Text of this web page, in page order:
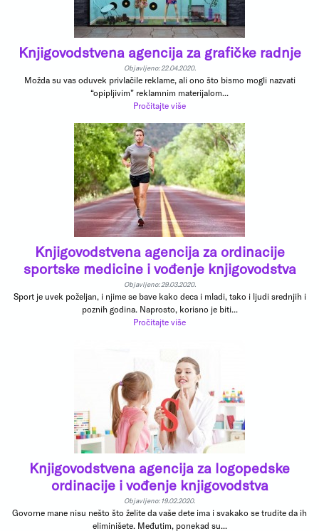
Knjigovodstvena agencija za grafičke radnje
Objavljeno: 22.04.2020.
Možda su vas oduvek privlačile reklame, ali ono što bismo mogli nazvati
“opipljivim” reklamnim materijalom...
Pročitajte više
Knjigovodstvena agencija za ordinacije
sportske medicine i vođenje knjigovodstva
Objavljeno: 29.03.2020.
Sport je uvek poželjan, i njime se bave kako deca i mladi, tako i ljudi srednjih i
poznih godina. Naprosto, korisno je biti...
Pročitajte više
Knjigovodstvena agencija za logopedske
ordinacije i vođenje knjigovodstva
Objavljeno: 19.02.2020.
Govorne mane nisu nešto što želite da vaše dete ima i svakako se trudite da ih
eliminišete. Međutim, ponekad su...